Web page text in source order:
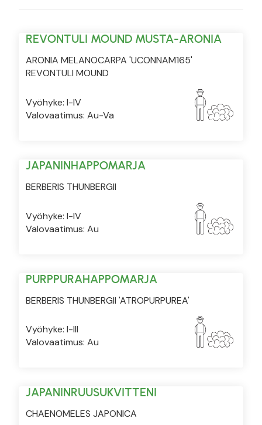
REVONTULI MOUND MUSTA-ARONIA
ARONIA MELANOCARPA 'UCONNAM165'
REVONTULI MOUND
Vyöhyke: I-IV
Valovaatimus: Au-Va
JAPANINHAPPOMARJA
BERBERIS THUNBERGII
Vyöhyke: I-IV
Valovaatimus: Au
PURPPURAHAPPOMARJA
BERBERIS THUNBERGII 'ATROPURPUREA'
Vyöhyke: I-III
Valovaatimus: Au
JAPANINRUUSUKVITTENI
CHAENOMELES JAPONICA